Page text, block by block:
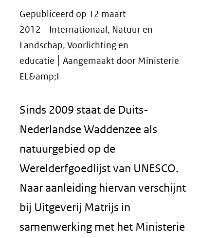
Gepubliceerd op 12 maart
2012
Internationaal, Natuur en
Landschap, Voorlichting en
educatie
Aangemaakt door Ministerie
EL&amp;I
Sinds 2009 staat de Duits-
Nederlandse Waddenzee als
natuurgebied op de
Werelderfgoedlijst van UNESCO.
Naar aanleiding hiervan verschijnt
bij Uitgeverij Matrijs in
samenwerking met het Ministerie